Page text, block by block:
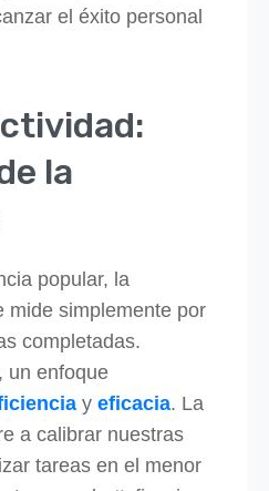
el éxito personal
la
popular, la
mide simplemente por
completadas.
un enfoque
y eficacia. La
a calibrar nuestras
tareas en el menor